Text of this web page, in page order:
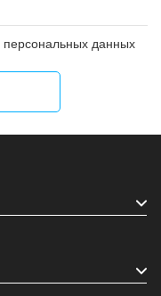
персональных данных